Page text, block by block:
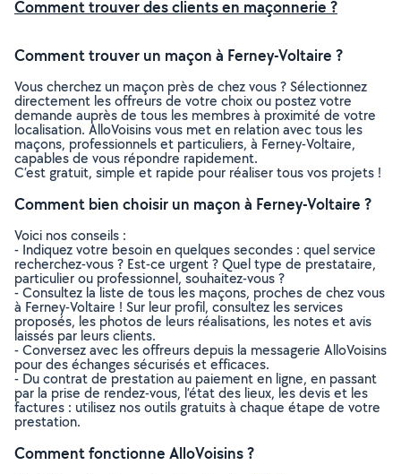
Comment trouver des clients en maçonnerie ?
Comment trouver un maçon à Ferney-Voltaire ?
Vous cherchez un maçon près de chez vous ? Sélectionnez
directement les offreurs de votre choix ou postez votre
demande auprès de tous les membres à proximité de votre
localisation. AlloVoisins vous met en relation avec tous les
maçons, professionnels et particuliers, à Ferney-Voltaire,
capables de vous répondre rapidement.
C’est gratuit, simple et rapide pour réaliser tous vos projets !
Comment bien choisir un maçon à Ferney-Voltaire ?
Voici nos conseils :
- Indiquez votre besoin en quelques secondes : quel service
recherchez-vous ? Est-ce urgent ? Quel type de prestataire,
particulier ou professionnel, souhaitez-vous ?
- Consultez la liste de tous les maçons, proches de chez vous
à Ferney-Voltaire ! Sur leur profil, consultez les services
proposés, les photos de leurs réalisations, les notes et avis
laissés par leurs clients.
- Conversez avec les offreurs depuis la messagerie AlloVoisins
pour des échanges sécurisés et efficaces.
- Du contrat de prestation au paiement en ligne, en passant
par la prise de rendez-vous, l’état des lieux, les devis et les
factures : utilisez nos outils gratuits à chaque étape de votre
prestation.
Comment fonctionne AlloVoisins ?